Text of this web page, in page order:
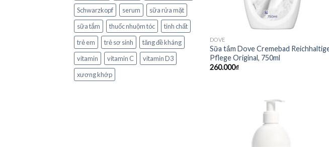
Schwarzkopf
serum
sữa rửa mặt
sữa tắm
thuốc nhuộm tóc
tinh chất
trẻ em
trẻ sơ sinh
tăng đề kháng
vitamin
vitamin C
vitamin D3
xương khớp
DOVE
Sữa tắm Dove Cremebad
Pflege Original, 750ml
260.000₫